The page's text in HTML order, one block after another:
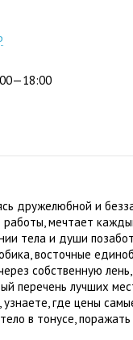
дружелюбной и
мечтает
тела и души
восточные
собственную
перечень лучших
где цены
в тонусе,